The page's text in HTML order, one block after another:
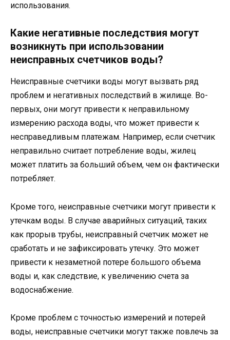
использования.
Какие негативные последствия могут
возникнуть при использовании
неисправных счетчиков воды?
Неисправные счетчики воды могут вызвать ряд
проблем и негативных последствий в жилище. Во-
первых, они могут привести к неправильному
измерению расхода воды, что может привести к
несправедливым платежам. Например, если счетчик
неправильно считает потребление воды, жилец
может платить за больший объем, чем он фактически
потребляет.
Кроме того, неисправные счетчики могут привести к
утечкам воды. В случае аварийных ситуаций, таких
как прорыв трубы, неисправный счетчик может не
сработать и не зафиксировать утечку. Это может
привести к незаметной потере большого объема
воды и, как следствие, к увеличению счета за
водоснабжение.
Кроме проблем с точностью измерений и потерей
воды, неисправные счетчики могут также повлечь за